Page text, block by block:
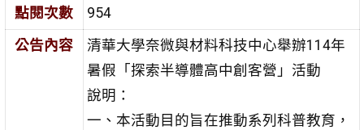
點閱次數
954
公告內容
清華大學奈微與材料科技中心舉辦114年
暑假「探索半導體高中創客營」活動
說明：
一、本活動目的旨在推動系列科普教育，